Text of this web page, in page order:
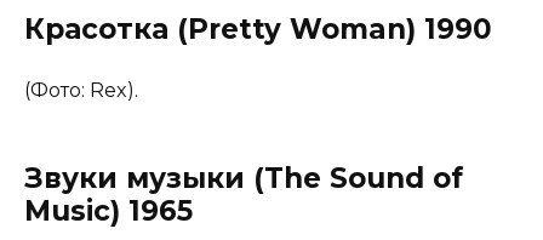
Красотка (Pretty Woman) 1990
(Фото: Rex).
Звуки музыки (The Sound of
Music) 1965